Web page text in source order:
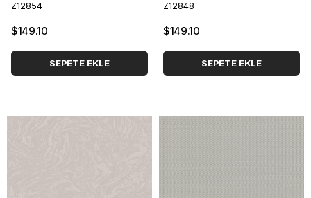
Z12854
$149.10
SEPETE EKLE
Z12848
$149.10
SEPETE EKLE